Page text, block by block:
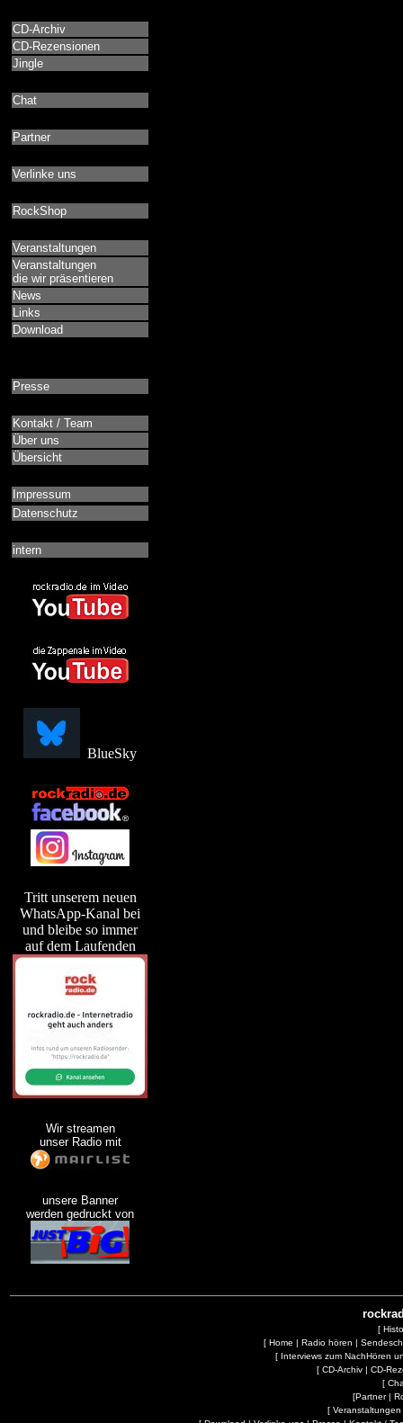
CD-Archiv
CD-Rezensionen
Jingle
Chat
Partner
Verlinke uns
RockShop
Veranstaltungen
Veranstaltungen
die wir präsentieren
News
Links
Download
Presse
Kontakt / Team
Über uns
Übersicht
Impressum
Datenschutz
intern
BlueSky
Tritt unserem neuen
WhatsApp-Kanal bei
und bleibe so immer
auf dem Laufenden
Wir streamen
unser Radio mit
unsere Banner
werden gedruckt von
[
[ Home | Radio hören |
[ Interviews zum NachHören
[ CD-Archiv| CD-
[
[Partner|
[ Veranstaltungen